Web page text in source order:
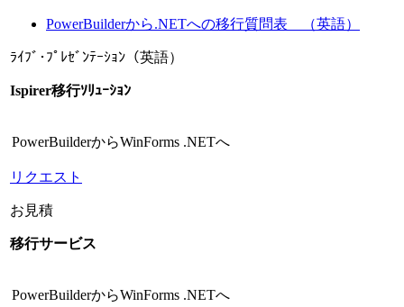
PowerBuilderから.NETへの移行質問表 （英語）
ﾗｲﾌﾞ･ﾌﾟﾚｾﾞﾝﾃｰｼｮﾝ（英語）
Ispirer移行ｿﾘｭｰｼｮﾝ
PowerBuilderからWinForms .NETへ
リクエスト
お見積
移行サービス
PowerBuilderからWinForms .NETへ